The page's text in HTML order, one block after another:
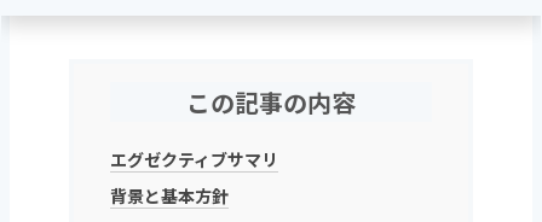
この記事の内容
エグゼクティブサマリ
背景と基本方針